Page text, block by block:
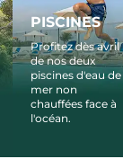
PISCINES
Profitez dès avril
de nos deux
piscines d'eau de
mer non
chauffées face à
l'océan.